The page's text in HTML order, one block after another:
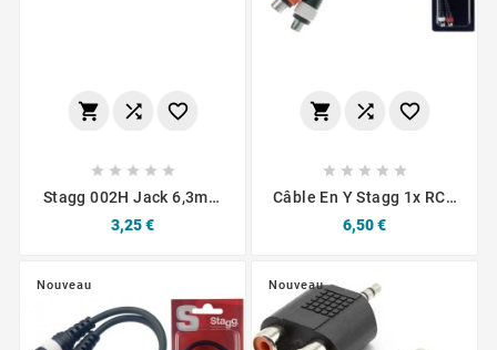
  
    
Stagg 002H Jack 6,3mm
Prix
3,25 €
  
    
Câble En Y Stagg 1x RCA
Female Plug-10cm
Prix
6,50 €
Nouveau Nouveau